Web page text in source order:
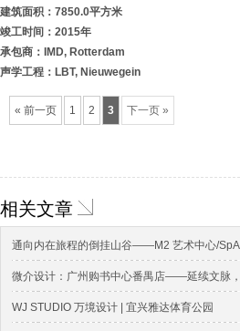
建筑面积：7850.0平方米
竣工时间：2015年
承包商：IMD, Rotterdam
声学工程：LBT, Nieuwegein
« 前一页 1 2 3 下一页 »
相关文章
通向内在旅程的倒挂山谷——M2 艺术中心/
微介设计：广州购书中心番禺店——延续文脉
WJ STUDIO 万境设计 | 宜兴雅达体育公园